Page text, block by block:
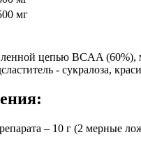
мг
цепью BCAA (60%),
- сукралоза,
– 10 г (2 мерные